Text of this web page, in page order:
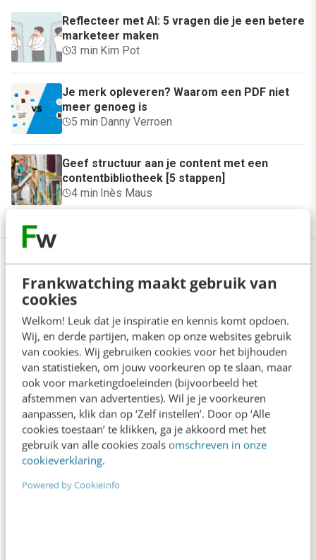
Frankwatching maakt gebruik van
cookies
Welkom! Leuk dat je inspiratie en kennis komt opdoen.
Wij, en derde partijen, maken op onze websites gebruik
van cookies. Wij gebruiken cookies voor het bijhouden
van statistieken, om jouw voorkeuren op te slaan, maar
ook voor marketingdoeleinden (bijvoorbeeld het
afstemmen van advertenties). Wil je je voorkeuren
aanpassen, klik dan op ‘Zelf instellen’. Door op ‘Alle
cookies toestaan’ te klikken, ga je akkoord met het
gebruik van alle cookies zoals omschreven in onze
cookieverklaring.
Powered by CookieInfo
Reflecteer met AI: 5 vragen die je een betere
marketeer maken
3 min·Kim Pot
Je merk opleveren? Waarom een PDF niet
meer genoeg is
5 min·Danny Verroen
Geef structuur aan je content met een
contentbibliotheek [5 stappen]
4 min·Inès Maus
Bekijk deze topics of volg ze via een
NieuwsAlert
Content Conversatie
Facebook Google+ Hashtags
Infographic Day Infographics
Instagram LinkedIn